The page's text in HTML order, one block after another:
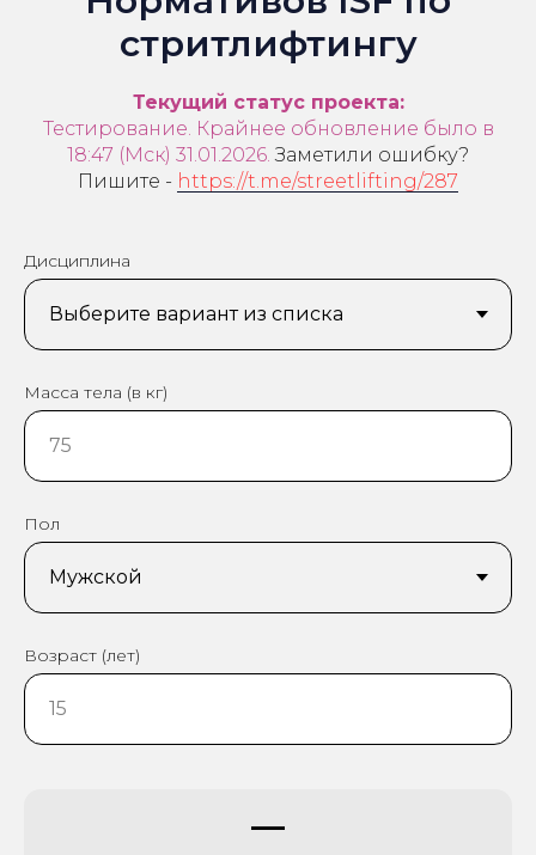
стритлифтингу
Текущий статус проекта:
Тестирование. Крайнее обновление было в
18:47 (Мск) 31.01.2026.Заметили ошибку?
Пишите - https://t.me/streetlifting/287
Дисциплина
Масса тела (в кг)
Пол
Возраст (лет)
—